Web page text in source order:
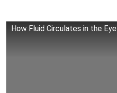
How Fluid Circulates in the Eye